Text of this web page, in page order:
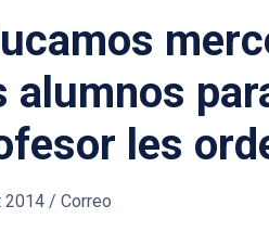
alumnos
les
2014 / Correo